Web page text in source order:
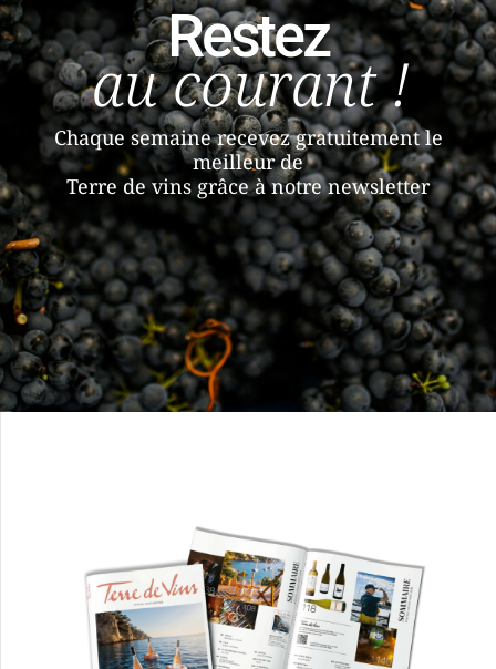
Restez
au courant !
Chaque semaine recevez gratuitement le
meilleur de
Terre de vins grâce à notre newsletter